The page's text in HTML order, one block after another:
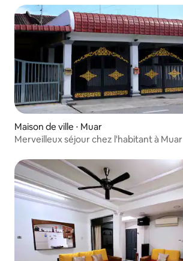
Maison de ville ⋅ Muar
Merveilleux séjour chez l'habitant à Muar